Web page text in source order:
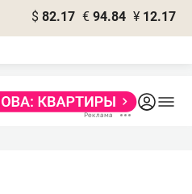
$ 82.17 € 94.84 ¥ 12.17